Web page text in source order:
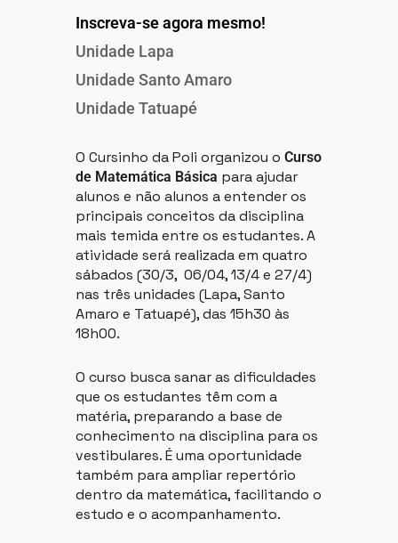
Inscreva-se agora mesmo!
Unidade Lapa
Unidade Santo Amaro
Unidade Tatuapé
O Cursinho da Poli organizou o Curso
de Matemática Básica para ajudar
alunos e não alunos a entender os
principais conceitos da disciplina
mais temida entre os estudantes. A
atividade será realizada em quatro
sábados (30/3, 06/04, 13/4 e 27/4)
nas três unidades (Lapa, Santo
Amaro e Tatuapé), das 15h30 às
18h00.
O curso busca sanar as dificuldades
que os estudantes têm com a
matéria, preparando a base de
conhecimento na disciplina para os
vestibulares. É uma oportunidade
também para ampliar repertório
dentro da matemática, facilitando o
estudo e o acompanhamento.